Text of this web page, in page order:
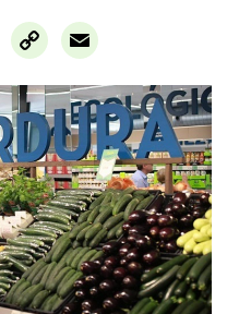
Copy
Link
Email